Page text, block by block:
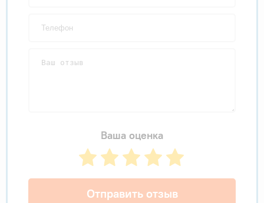
Ваша оценка
Отправить отзыв